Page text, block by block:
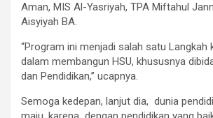
Aman, MIS Al-Yasriyah, TPA Miftahul
Aisyiyah BA.
“Program ini menjadi salah satu
dalam membangun HSU, khususnya
dan Pendidikan,’’ ucapnya.
Semoga kedepan, lanjut dia, dunia